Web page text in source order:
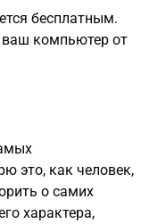
бесплатным.
ваш компьютер от
это, как человек,
о самих
характера,